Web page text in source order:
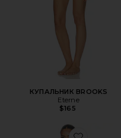
КУПАЛЬНИК BROOKS
Eterne
$165